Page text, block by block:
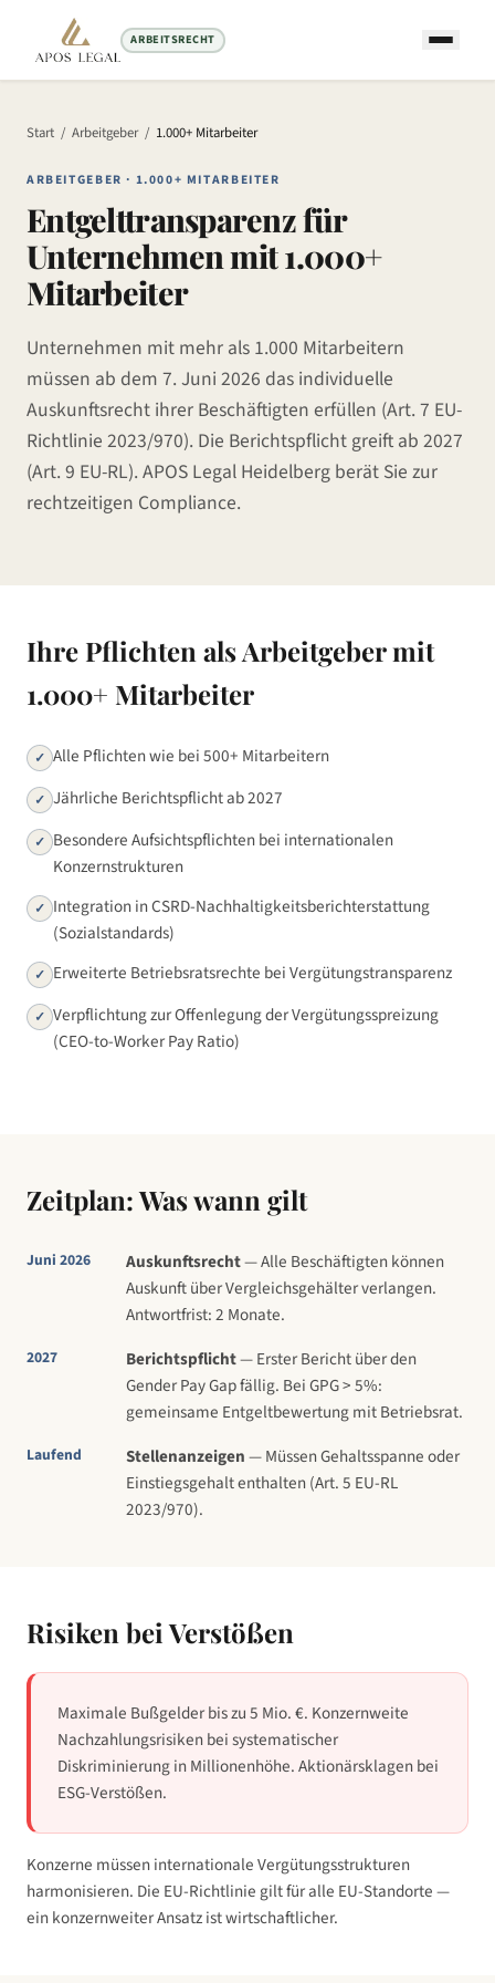
ARBEITSRECHT
Start / Arbeitgeber / 1.000+ Mitarbeiter
ARBEITGEBER · 1.000+ MITARBEITER
Entgelttransparenz für
Unternehmen mit1.000+
Mitarbeiter
Unternehmen mit mehr als 1.000 Mitarbeitern
müssen ab dem 7. Juni 2026 das individuelle
Auskunftsrecht ihrer Beschäftigten erfüllen (Art. 7 EU-
Richtlinie 2023/970). Die Berichtspflicht greift ab 2027
(Art. 9 EU-RL). APOS Legal Heidelberg berät Sie zur
rechtzeitigen Compliance.
Ihre Pflichten als Arbeitgeber mit
1.000+ Mitarbeiter
✓ Alle Pflichten wie bei 500+ Mitarbeitern
✓ Jährliche Berichtspflicht ab 2027
✓ Besondere Aufsichtspflichten bei internationalen
Konzernstrukturen
✓ Integration in CSRD-Nachhaltigkeitsberichterstattung
(Sozialstandards)
✓ Erweiterte Betriebsratsrechte bei Vergütungstransparenz
✓ Verpflichtung zur Offenlegung der Vergütungsspreizung
(CEO-to-Worker Pay Ratio)
Zeitplan: Was wann gilt
Juni 2026 Auskunftsrecht— Alle Beschäftigten können
Auskunft über Vergleichsgehälter verlangen.
Antwortfrist: 2 Monate.
2027 Berichtspflicht— Erster Bericht über den
Gender Pay Gap fällig. Bei GPG > 5%:
gemeinsame Entgeltbewertung mit Betriebsrat.
Laufend Stellenanzeigen— Müssen Gehaltsspanne oder
Einstiegsgehalt enthalten (Art. 5 EU-RL
2023/970).
Risiken bei Verstößen
Maximale Bußgelder bis zu 5 Mio. €. Konzernweite
Nachzahlungsrisiken bei systematischer
Diskriminierung in Millionenhöhe. Aktionärsklagen bei
ESG-Verstößen.
Konzerne müssen internationale Vergütungsstrukturen
harmonisieren. Die EU-Richtlinie gilt für alle EU-Standorte —
ein konzernweiter Ansatz ist wirtschaftlicher.